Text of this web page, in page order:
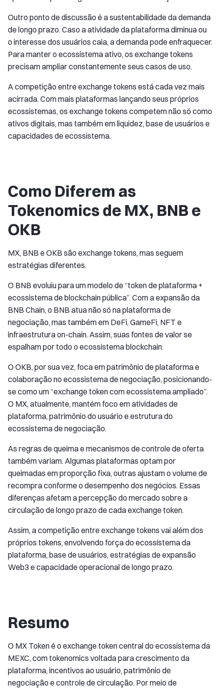
Outro ponto de discussão é a sustentabilidade da demanda
de longo prazo. Caso a atividade da plataforma diminua ou
o interesse dos usuários caia, a demanda pode enfraquecer.
Para manter o ecossistema ativo, os exchange tokens
precisam ampliar constantemente seus casos de uso.
A competição entre exchange tokens está cada vez mais
acirrada. Com mais plataformas lançando seus próprios
ecossistemas, os exchange tokens competem não só como
ativos digitais, mas também em liquidez, base de usuários e
capacidades de ecossistema.
Como Diferem as
Tokenomics de MX, BNB e
OKB
MX, BNB e OKB são exchange tokens, mas seguem
estratégias diferentes.
O BNB evoluiu para um modelo de “token de plataforma +
ecossistema de blockchain pública”. Com a expansão da
BNB Chain, o BNB atua não só na plataforma de
negociação, mas também em DeFi, GameFi, NFT e
infraestrutura on-chain. Assim, suas fontes de valor se
espalham por todo o ecossistema blockchain.
O OKB, por sua vez, foca em patrimônio de plataforma e
colaboração no ecossistema de negociação, posicionando-
se como um “exchange token com ecossistema ampliado”.
O MX, atualmente, mantém foco em atividades de
plataforma, patrimônio do usuário e estrutura do
ecossistema de negociação.
As regras de queima e mecanismos de controle de oferta
também variam. Algumas plataformas optam por
queimadas em proporção fixa, outras ajustam o volume de
recompra conforme o desempenho dos negócios. Essas
diferenças afetam a percepção do mercado sobre a
circulação de longo prazo de cada exchange token.
Assim, a competição entre exchange tokens vai além dos
próprios tokens, envolvendo força do ecossistema da
plataforma, base de usuários, estratégias de expansão
Web3 e capacidade operacional de longo prazo.
Resumo
O MX Token é o exchange token central do ecossistema da
MEXC, com tokenomics voltada para crescimento da
plataforma, incentivos ao usuário, patrimônio de
negociação e controle de circulação. Por meio de